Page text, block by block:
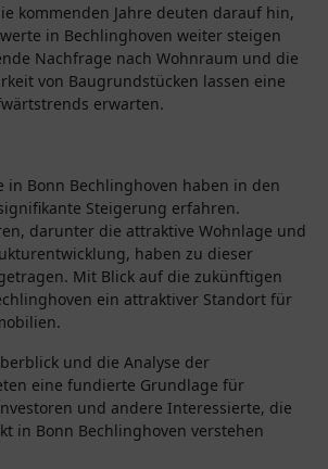
kommenden Jahre deuten darauf hin,
in Bechlinghoven weiter steigen
Nachfrage nach Wohnraum und die
von Baugrundstücken lassen eine
erwarten.
in Bonn Bechlinghoven haben in den
Steigerung erfahren.
darunter die attraktive Wohnlage und
haben zu dieser
Mit Blick auf die zukünftigen
ein attraktiver Standort für
und die Analyse der
eine fundierte Grundlage für
und andere Interessierte, die
in Bonn Bechlinghoven verstehen